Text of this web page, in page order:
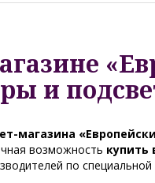
и
магазина
возможность купить
по специальной